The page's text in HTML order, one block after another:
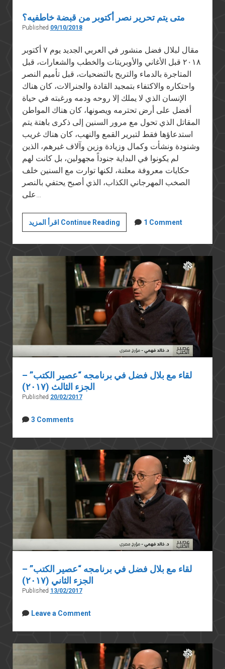
متى يتم تحرير نصر أكتوبر من قبضة خاطفيه؟
Published 09/10/2018
مقال لبلال فضل منشور في العربي الجديد يوم ٧ أكتوبر
٢٠١٨ قبل الأغاني والأوبريتات والخطب والشعارات، قبل
المتاجرة بالدماء والتربح بالتضحيات، قبل تأميم النصر
واحتكاره والاكتفاء بتمجيد القادة والجنرالات، كان هناك
الإنسان الذي لا يملك إلا روحه ودمه ورغبته في حياة
أفضل على أرض تحترمه ويصونها، كان هناك المواطن
المقاتل الذي تحول مع مرور السنين إلى ذكرى باهتة يتم
استدعاؤها فقط لتبرير القمع والنهب، كان هناك غريب
وشنودة ونشأت وكمال وزيادة وزين وآلاف غيرهم، الذين
لم يكونوا في البداية جنوداً مجهولين، بل كانت لهم
حكايات معروفة معلنة، لكنها توارت مع السنين خلف
الصخب المهرجاني الكذاب، الذي أصبح يحتفي بالنصر
على…
اقرأ المزيد Continue Readingمتى
يتم
تحرير
نصر
أكتوبر
من
قبضة
خاطفيه؟
1 Comment
لقاء مع بلال فضل في برنامجه “عصير الكتب” –
الجزء الثالث (٢٠١٧)
Published 20/02/2017
3 Comments
لقاء مع بلال فضل في برنامجه “عصير الكتب” –
الجزء الثاني (٢٠١٧)
Published 13/02/2017
Leave a Comment